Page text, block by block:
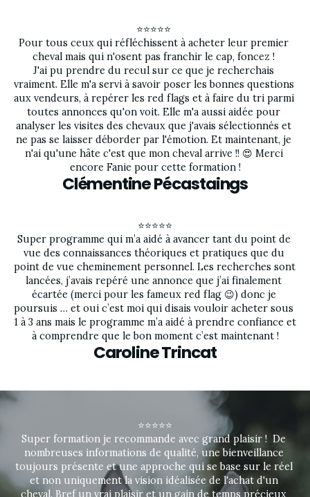
⭐⭐⭐⭐⭐
Pour tous ceux qui réfléchissent à acheter leur premier
cheval mais qui n'osent pas franchir le cap, foncez !
J'ai pu prendre du recul sur ce que je recherchais
vraiment. Elle m'a servi à savoir poser les bonnes questions
aux vendeurs, à repérer les red flags et à faire du tri parmi
toutes annonces qu'on voit. Elle m'a aussi aidée pour
analyser les visites des chevaux que j'avais sélectionnés et
ne pas se laisser déborder par l'émotion. Et maintenant, je
n'ai qu'une hâte c'est que mon cheval arrive !! 😍 Merci
encore Fanie pour cette formation !
Clémentine Pécastaings
⭐⭐⭐⭐⭐
Super programme qui m’a aidé à avancer tant du point de
vue des connaissances théoriques et pratiques que du
point de vue cheminement personnel. Les recherches sont
lancées, j’avais repéré une annonce que j’ai finalement
écartée (merci pour les fameux red flag 😉) donc je
poursuis … et oui c’est moi qui disais vouloir acheter sous
1 à 3 ans mais le programme m’a aidé à prendre confiance et
à comprendre que le bon moment c’est maintenant !
Caroline Trincat
⭐⭐⭐⭐⭐
Super formation je recommande avec grand plaisir !  De
nombreuses informations de qualité, une bienveillance
toujours présente et une approche qui se base sur le réel
et non uniquement la vision idéalisée de l'achat d'un
cheval. Bref un vrai plaisir et un gain de temps précieux